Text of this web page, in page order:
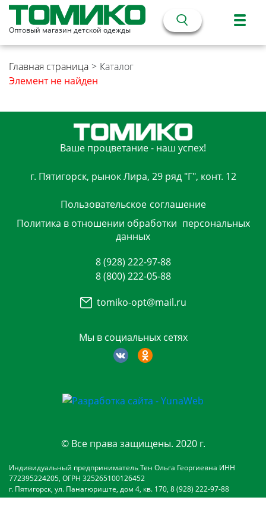
Оптовый магазин детской одежды
Главная страница > Каталог
Элемент не найден
Ваше процветание - наш успех!
г. Пятигорск, рынок Лира, 29 ряд "Г", конт. 12
Пользовательское соглашение
Политика в отношении обработки персональных
данных
Мы в социальных сетях
8 (928) 222-97-88
8 (800) 222-05-88
tomiko-opt@mail.ru
© Все права защищены. 2020 г.
Индивидуальный предприниматель Тен Ольга Георгиевна ИНН
772395224205, ОГРН 325265100126452
г. Пятигорск, ул. Панагюриште, дом 4, кв. 170, 8 (928) 222-97-88